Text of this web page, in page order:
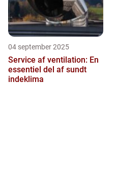
04 september 2025
Service af ventilation: En
essentiel del af sundt
indeklima